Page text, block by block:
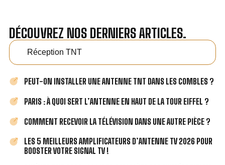
DÉCOUVREZ NOS DERNIERS ARTICLES.
Réception TNT
PEUT-ON INSTALLER UNE ANTENNE TNT DANS LES COMBLES ?
PARIS : À QUOI SERT L’ANTENNE EN HAUT DE LA TOUR EIFFEL ?
COMMENT RECEVOIR LA TÉLÉVISION DANS UNE AUTRE PIÈCE ?
LES 5 MEILLEURS AMPLIFICATEURS D’ANTENNE TV 2026 POUR
BOOSTER VOTRE SIGNAL TV !